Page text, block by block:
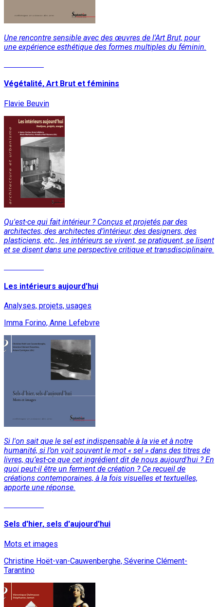
Une rencontre sensible avec des œuvres de l'Art Brut, pour
une expérience esthétique des formes multiples du féminin.
Végétalité, Art Brut et féminins
Flavie Beuvin
Qu'est-ce qui fait intérieur ? Conçus et projetés par des
architectes, des architectes d’intérieur, des designers, des
plasticiens, etc., les intérieurs se vivent, se pratiquent, se lisent
et se disent dans une perspective critique et transdisciplinaire.
Les intérieurs aujourd'hui
Analyses, projets, usages
Imma Forino, Anne Lefebvre
Si l'on sait que le sel est indispensable à la vie et à notre
humanité, si l’on voit souvent le mot « sel » dans des titres de
livres, qu’est-ce que cet ingrédient dit de nous aujourd’hui ? En
quoi peut-il être un ferment de création ? Ce recueil de
créations contemporaines, à la fois visuelles et textuelles,
apporte une réponse.
Sels d'hier, sels d'aujourd'hui
Mots et images
Christine Hoët-van-Cauwenberghe, Séverine Clément-
Tarantino